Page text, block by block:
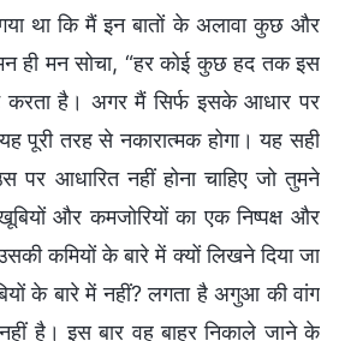
था कि मैं इन बातों के अलावा कुछ और
ही मन सोचा, “हर कोई कुछ हद तक इस
करता है। अगर मैं सिर्फ इसके आधार पर
पूरी तरह से नकारात्मक होगा। यह सही
पर आधारित नहीं होना चाहिए जो तुमने
और कमजोरियों का एक निष्पक्ष और
कमियों के बारे में क्यों लिखने दिया जा
के बारे में नहीं? लगता है अगुआ की वांग
है। इस बार वह बाहर निकाले जाने के